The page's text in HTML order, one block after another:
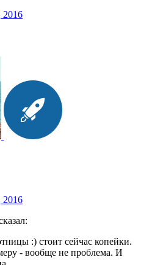
2016
2016
:) стоит сейчас копейки.
- вообще не проблема. И